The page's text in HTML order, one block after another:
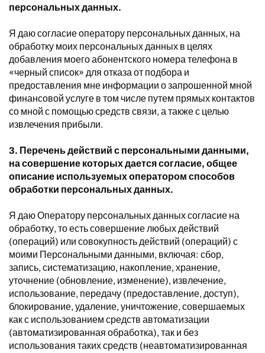
персональных данных.
Я даю согласие оператору персональных данных, на
обработку моих персональных данных в целях
добавления моего абонентского номера телефона в
«черный список» для отказа от подбора и
предоставления мне информации о запрошенной мной
финансовой услуге в том числе путем прямых контактов
со мной с помощью средств связи, а также с целью
извлечения прибыли.
3. Перечень действий с персональными данными,
на совершение которых дается согласие, общее
описание используемых оператором способов
обработки персональных данных.
Я даю Оператору персональных данных согласие на
обработку, то есть совершение любых действий
(операций) или совокупность действий (операций) с
моими Персональными данными, включая: сбор,
запись, систематизацию, накопление, хранение,
уточнение (обновление, изменение), извлечение,
использование, передачу (предоставление, доступ),
блокирование, удаление, уничтожение, совершаемых
как с использованием средств автоматизации
(автоматизированная обработка), так и без
использования таких средств (неавтоматизированная